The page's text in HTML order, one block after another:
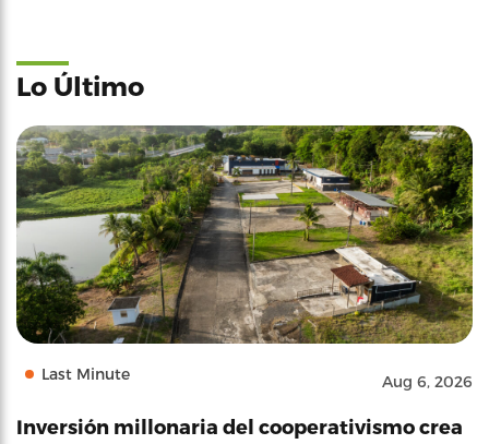
Lo Último
Last Minute Aug 6, 2026
Inversión millonaria del cooperativismo crea